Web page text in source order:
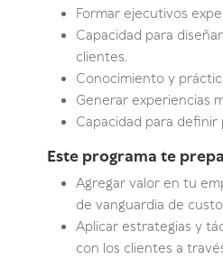
Formar ejecutivos
Capacidad para
clientes.
Conocimiento y
Generar experiencias
Capacidad para
Este programa te
Agregar valor en tu
de vanguardia de
Aplicar estrategias y
con los clientes a